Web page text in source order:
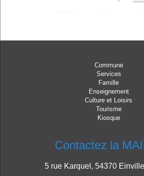
Commune
Services
Famille
Enseignement
Culture et Loisirs
Tourisme
Kiosque
Contactez la
5 rue Karquel, 54370